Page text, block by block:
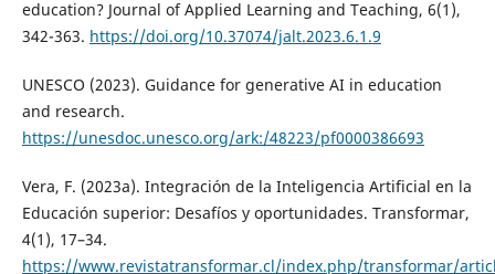
education? Journal of Applied Learning and Teaching, 6(1),
342-363. https://doi.org/10.37074/jalt.2023.6.1.9
UNESCO (2023). Guidance for generative AI in education
and research.
https://unesdoc.unesco.org/ark:/48223/pf0000386693
Vera, F. (2023a). Integración de la Inteligencia Artificial en la
Educación superior: Desafíos y oportunidades. Transformar,
4(1), 17–34.
https://www.revistatransformar.cl/index.php/transformar/